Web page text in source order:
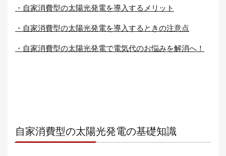
・自家消費型の太陽光発電を導入するメリット
・自家消費型の太陽光発電を導入するときの注意点
・自家消費型の太陽光発電で電気代のお悩みを解消へ！
自家消費型の太陽光発電の基礎知識